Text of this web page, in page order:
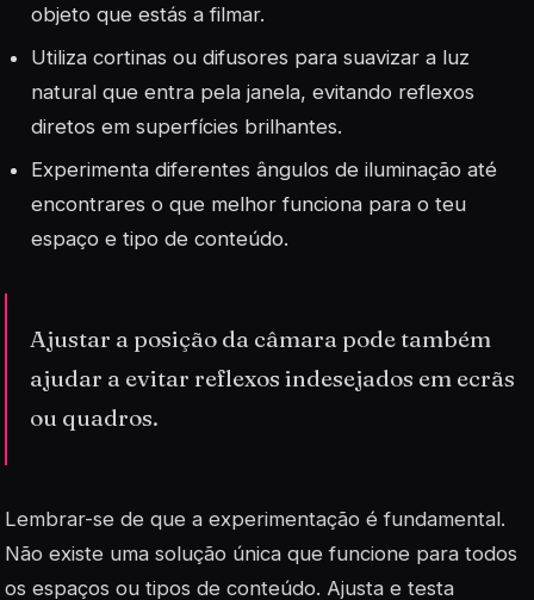
objeto que estás a filmar.
Utiliza cortinas ou difusores para suavizar a luz
natural que entra pela janela, evitando reflexos
diretos em superfícies brilhantes.
Experimenta diferentes ângulos de iluminação até
encontrares o que melhor funciona para o teu
espaço e tipo de conteúdo.
Ajustar a posição da câmara pode também
ajudar a evitar reflexos indesejados em ecrãs
ou quadros.
Lembrar-se de que a experimentação é fundamental.
Não existe uma solução única que funcione para todos
os espaços ou tipos de conteúdo. Ajusta e testa